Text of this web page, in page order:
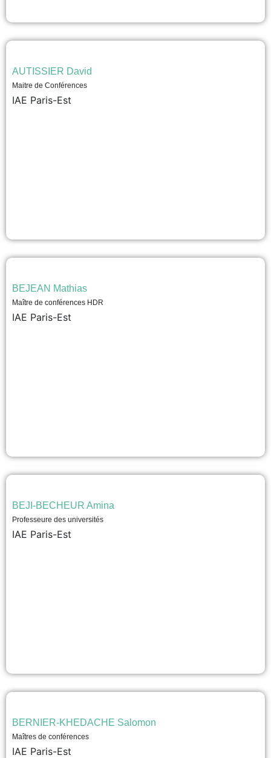
AUTISSIER David
Maitre de Conférences
IAE Paris-Est
BEJEAN Mathias
Maître de conférences HDR
IAE Paris-Est
BEJI-BECHEUR Amina
Professeure des universités
IAE Paris-Est
BERNIER-KHEDACHE Salomon
Maîtres de conférences
IAE Paris-Est